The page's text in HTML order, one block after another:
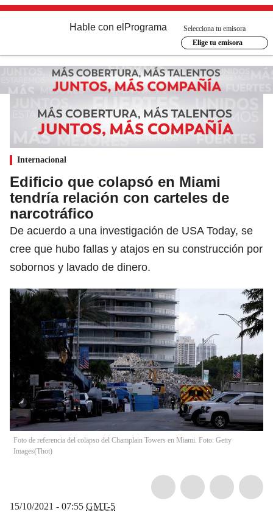
Hable con el Programa
Selecciona tu emisora
Elige tu emisora
Internacional
Edificio que colapsó en Miami
tendría relación con carteles de
narcotráfico
De acuerdo a una investigación de USA Today, se
cree que hubo fallas y atajos en su construcción por
sobornos y lavado de dinero.
Foto de referencia del colapso del Champlain Towers en Miami. Foto: Getty
Images(Thot)
15/10/2021 - 07:55 GMT-5